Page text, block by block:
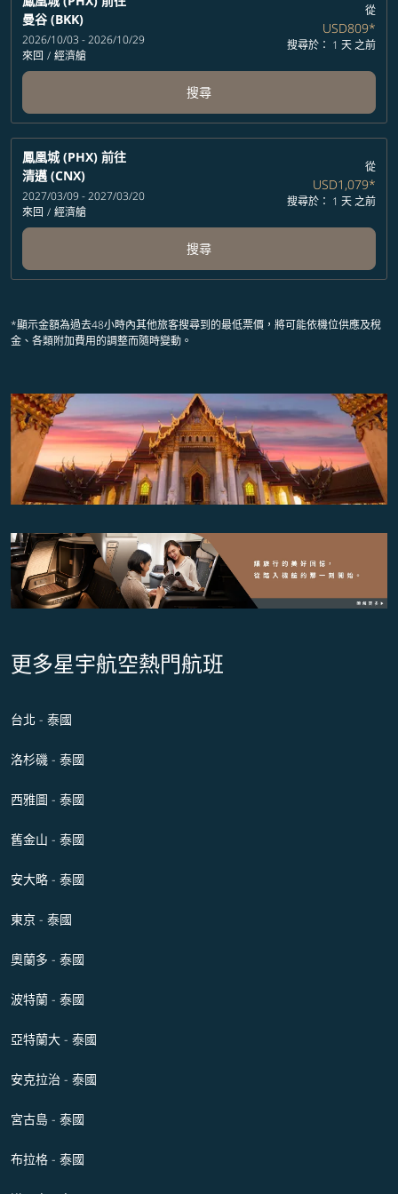
曼谷 (BKK)
2026/10/03 - 2026/10/29
來回 / 經濟艙
從
USD809*
搜尋於： 1 天 之前
搜尋
鳳凰城 (PHX) 前往
清邁 (CNX)
2027/03/09 - 2027/03/20
來回 / 經濟艙
從
USD1,079*
搜尋於： 1 天 之前
搜尋
*顯示金額為過去48小時內其他旅客搜尋到的最低票價，將可能依機位供應及稅
金、各類附加費用的調整而隨時變動。
更多星宇航空熱門航班
台北 - 泰國
洛杉磯 - 泰國
西雅圖 - 泰國
舊金山 - 泰國
安大略 - 泰國
東京 - 泰國
奧蘭多 - 泰國
波特蘭 - 泰國
亞特蘭大 - 泰國
安克拉治 - 泰國
宮古島 - 泰國
布拉格 - 泰國